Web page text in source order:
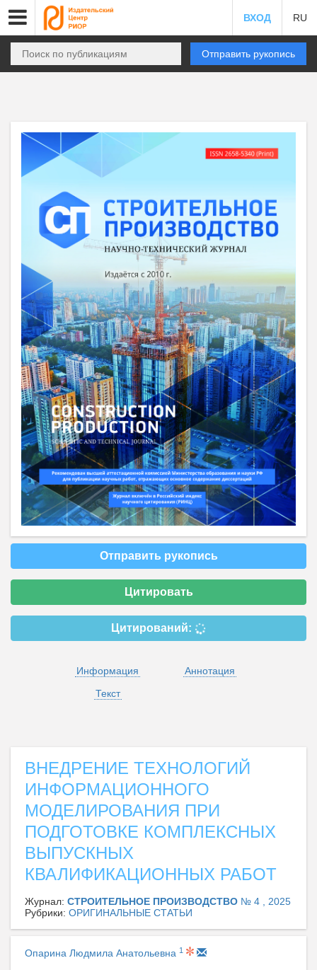
ВХОД RU
Отправить рукопись
Отправить рукопись
Цитировать
Цитирований:
Информация
Аннотация
Текст
ВНЕДРЕНИЕ ТЕХНОЛОГИЙ
ИНФОРМАЦИОННОГО
МОДЕЛИРОВАНИЯ ПРИ
ПОДГОТОВКЕ КОМПЛЕКСНЫХ
ВЫПУСКНЫХ
КВАЛИФИКАЦИОННЫХ РАБОТ
Журнал: СТРОИТЕЛЬНОЕ ПРОИЗВОДСТВО № 4 , 2025
Рубрики: ОРИГИНАЛЬНЫЕ СТАТЬИ
Опарина Людмила Анатольевна 1